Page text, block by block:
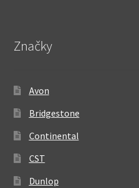
Značky
Avon
Bridgestone
Continental
CST
Dunlop